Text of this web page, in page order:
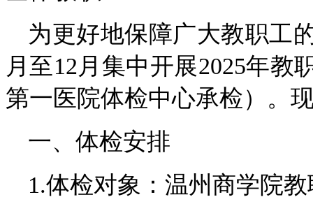
为更好地保障广大教职工
月至12月集中开展2025年教
第一医院体检中心承检）。
一、体检安排
1.体检对象：温州商学院